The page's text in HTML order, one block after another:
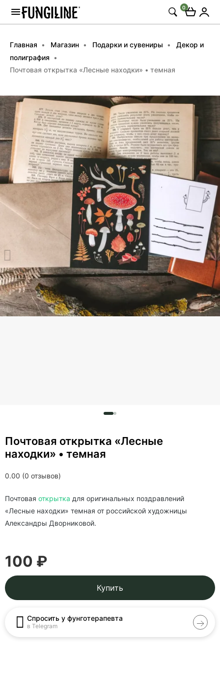
0
Главная Магазин Подарки и сувениры
Декор и
полиграфия
Почтовая открытка «Лесные находки» • темная
0.00 (0 отзывов)
Почтовая открытка «Лесные
находки» • темная
Почтовая открытка для оригинальных поздравлений
«Лесные находки» темная от российской художницы
Александры Дворниковой.
100 ₽
Купить
Спросить у фунготерапевта
в Telegram